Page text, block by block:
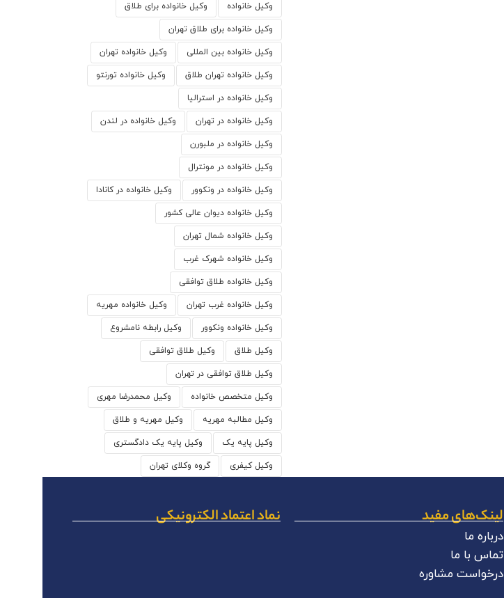
وکیل خانواده وکیل خانواده برای طلاق
وکیل خانواده برای طلاق تهران
وکیل خانواده بین المللی وکیل خانواده تهران
وکیل خانواده تهران طلاق وکیل خانواده تورنتو
وکیل خانواده در استرالیا
وکیل خانواده در تهران وکیل خانواده در لندن
وکیل خانواده در ملبورن
وکیل خانواده در مونترال
وکیل خانواده در ونکوور وکیل خانواده در کانادا
وکیل خانواده دیوان عالی کشور
وکیل خانواده شمال تهران
وکیل خانواده شهرک غرب
وکیل خانواده طلاق توافقی
وکیل خانواده غرب تهران وکیل خانواده مهریه
وکیل خانواده ونکوور وکیل رابطه نامشروع
وکیل طلاق وکیل طلاق توافقی
وکیل طلاق توافقی در تهران
وکیل متخصص خانواده وکیل محمدرضا مهری
وکیل مطالبه مهریه وکیل مهریه و طلاق
وکیل پایه یک وکیل پایه یک دادگستری
وکیل کیفری گروه وکلای تهران
لینک‌های مفید
درباره ما
تماس با ما
درخواست مشاوره
نماد اعتماد الکترونیکی